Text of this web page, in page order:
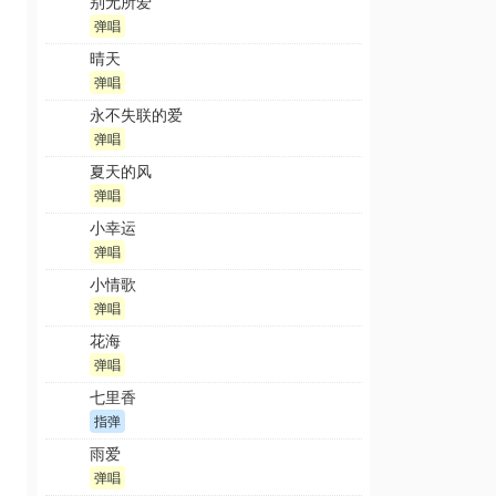
弹唱
晴天
弹唱
永不失联的爱
弹唱
夏天的风
弹唱
小幸运
弹唱
小情歌
弹唱
花海
弹唱
七里香
指弹
雨爱
弹唱